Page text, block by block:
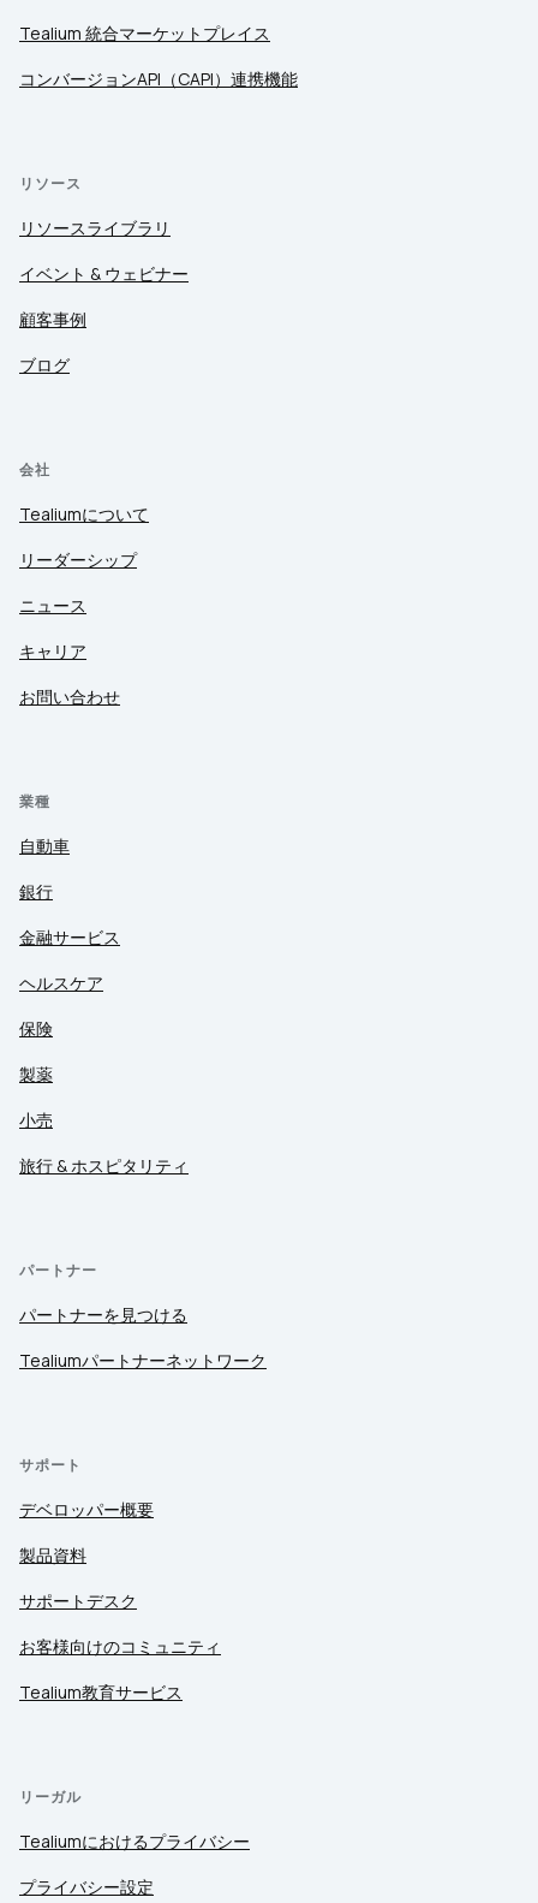
Tealium 統合マーケットプレイス
コンバージョンAPI（CAPI）連携機能
リソース
リソースライブラリ
イベント & ウェビナー
顧客事例
ブログ
会社
Tealiumについて
リーダーシップ
ニュース
キャリア
お問い合わせ
業種
自動車
銀行
金融サービス
ヘルスケア
保険
製薬
小売
旅行 & ホスピタリティ
パートナー
パートナーを見つける
Tealiumパートナーネットワーク
サポート
デベロッパー概要
製品資料
サポートデスク
お客様向けのコミュニティ
Tealium教育サービス
リーガル
Tealiumにおけるプライバシー
プライバシー設定